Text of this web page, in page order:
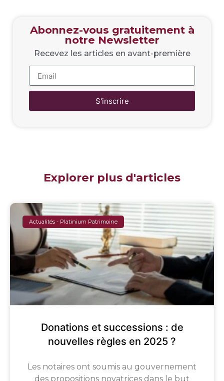
Abonnez-vous gratuitement à
notre Newsletter
Recevez les articles en avant-première
S'inscrire
Explorer plus d'articles
Actualités - Platinium Patrimoine
Donations et successions : de
nouvelles règles en 2025 ?
Les notaires ont soumis au gouvernement
des propositions novatrices dans le but